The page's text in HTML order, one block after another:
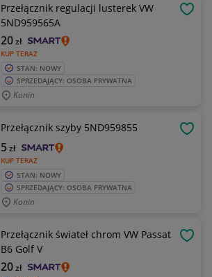
Przełącznik regulacji lusterek VW
5ND959565A
KUP TERAZ
20zł
STAN: NOWY
SPRZEDAJĄCY: OSOBA PRYWATNA
Konin
Przełącznik szyby 5ND959855
KUP TERAZ
5zł
STAN: NOWY
SPRZEDAJĄCY: OSOBA PRYWATNA
Konin
Przełącznik świateł chrom VW Passat
B6 Golf V
20zł